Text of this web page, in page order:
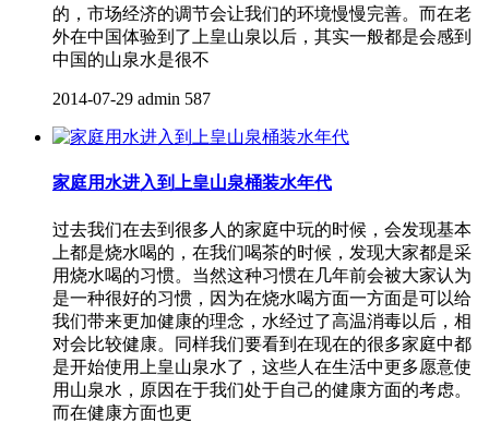
的，市场经济的调节会让我们的环境慢慢完善。而在老
外在中国体验到了上皇山泉以后，其实一般都是会感到
中国的山泉水是很不
2014-07-29 admin 587
家庭用水进入到上皇山泉桶装水年代
过去我们在去到很多人的家庭中玩的时候，会发现基本
上都是烧水喝的，在我们喝茶的时候，发现大家都是采
用烧水喝的习惯。当然这种习惯在几年前会被大家认为
是一种很好的习惯，因为在烧水喝方面一方面是可以给
我们带来更加健康的理念，水经过了高温消毒以后，相
对会比较健康。同样我们要看到在现在的很多家庭中都
是开始使用上皇山泉水了，这些人在生活中更多愿意使
用山泉水，原因在于我们处于自己的健康方面的考虑。
而在健康方面也更